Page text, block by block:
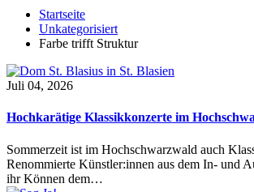
Startseite
Unkategorisiert
Farbe trifft Struktur
Juli 04, 2026
Hochkarätige Klassikkonzerte im
Sommerzeit ist im Hochschwarzwald auch
Renommierte Künstler:innen aus dem In- und
ihr Können dem…